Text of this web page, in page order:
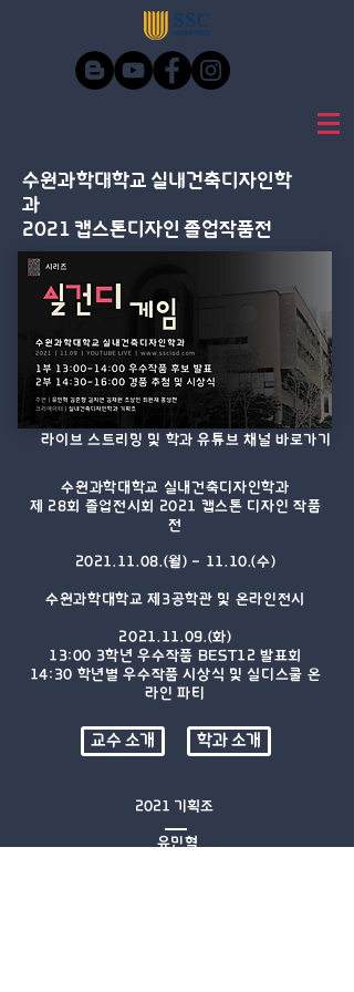
​수원과학대학교 실내건축디자인학
과
2021 캡스톤디자인 졸업작품전
​라이브 스트리밍 및 학과 유튜브 채널 바로가기
수원과학대학교 실내건축디자인학과
​제 28회 졸업전시회 2021 캡스톤 디자인 작품
전
2021.11.08.(월) - 11.10.(수)
수원과학대학교 제3공학관 및 온라인전시
2021.11.09.(화)
13:00 3학년 우수작품 BEST12 발표회
14:30 학년별 우수작품 시상식 및 실디스쿨 온
라인 파티
교수 소개 학과 소개
2021 기획조
유민혁